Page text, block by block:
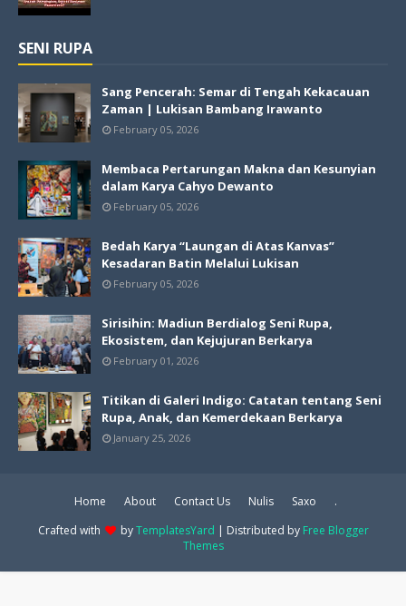
SENI RUPA
Sang Pencerah: Semar di Tengah Kekacauan
Zaman | Lukisan Bambang Irawanto
February 05, 2026
Membaca Pertarungan Makna dan Kesunyian
dalam Karya Cahyo Dewanto
February 05, 2026
Bedah Karya “Laungan di Atas Kanvas”
Kesadaran Batin Melalui Lukisan
February 05, 2026
Sirisihin: Madiun Berdialog Seni Rupa,
Ekosistem, dan Kejujuran Berkarya
February 01, 2026
Titikan di Galeri Indigo: Catatan tentang Seni
Rupa, Anak, dan Kemerdekaan Berkarya
January 25, 2026
Home About Contact Us Nulis Saxo
.
Crafted with
byTemplatesYard | Distributed by Free Blogger
Themes